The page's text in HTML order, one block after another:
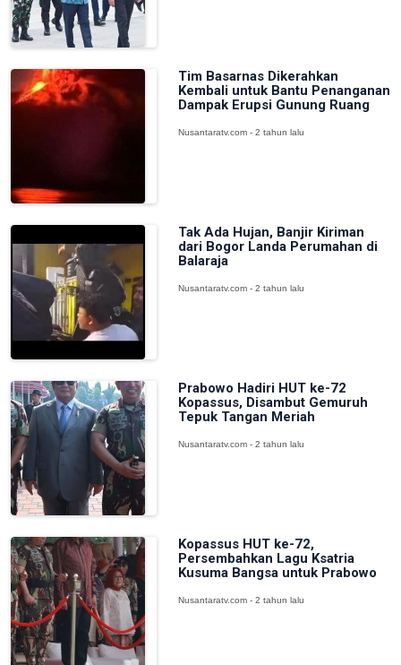
Tim Basarnas Dikerahkan
Kembali untuk Bantu Penanganan
Dampak Erupsi Gunung Ruang
Nusantaratv.com - 2 tahun lalu
Tak Ada Hujan, Banjir Kiriman
dari Bogor Landa Perumahan di
Balaraja
Nusantaratv.com - 2 tahun lalu
Prabowo Hadiri HUT ke-72
Kopassus, Disambut Gemuruh
Tepuk Tangan Meriah
Nusantaratv.com - 2 tahun lalu
Kopassus HUT ke-72,
Persembahkan Lagu Ksatria
Kusuma Bangsa untuk Prabowo
Nusantaratv.com - 2 tahun lalu